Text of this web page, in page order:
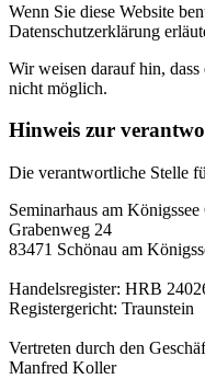
Wenn Sie diese Website
Datenschutzerklärung
Wir weisen darauf hin,
nicht möglich.
Hinweis zur
Die verantwortliche Stelle
Seminarhaus am
Grabenweg 24
83471 Schönau am
Handelsregister: HRB
Registergericht: Traunstein
Vertreten durch den
Manfred Koller